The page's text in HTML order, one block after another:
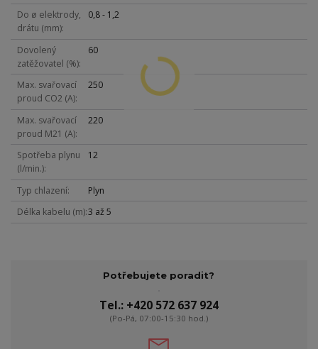
Do ø elektrody,
drátu (mm)
0,8 - 1,2
Dovolený
zatěžovatel (%)
60
Max. svařovací
proud CO2 (A)
250
Max. svařovací
proud M21 (A)
220
Spotřeba plynu
(l/min.)
12
Typ chlazení
Plyn
Délka kabelu (m) 3 až 5
Potřebujete poradit?
Tel.: +420 572 637 924
(Po-Pá, 07:00-15:30 hod.)